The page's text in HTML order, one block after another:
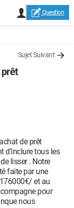
Question
Sujet Suivant
de prêt
d’inclure tous les
lisser . Notre
faite par une
et au
pour
nous